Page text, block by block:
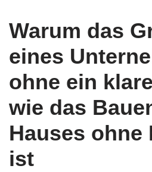
Warum das
eines
ohne ein
wie das
Hauses ohne
ist